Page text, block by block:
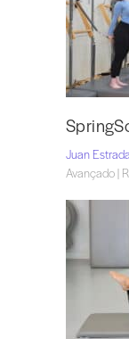
Juan Estrada
Avançado |